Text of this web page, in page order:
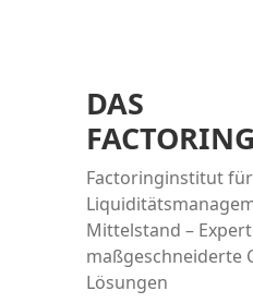
DAS
Factoringinstitut für
Mittelstand –
maßgeschneiderte
Lösungen